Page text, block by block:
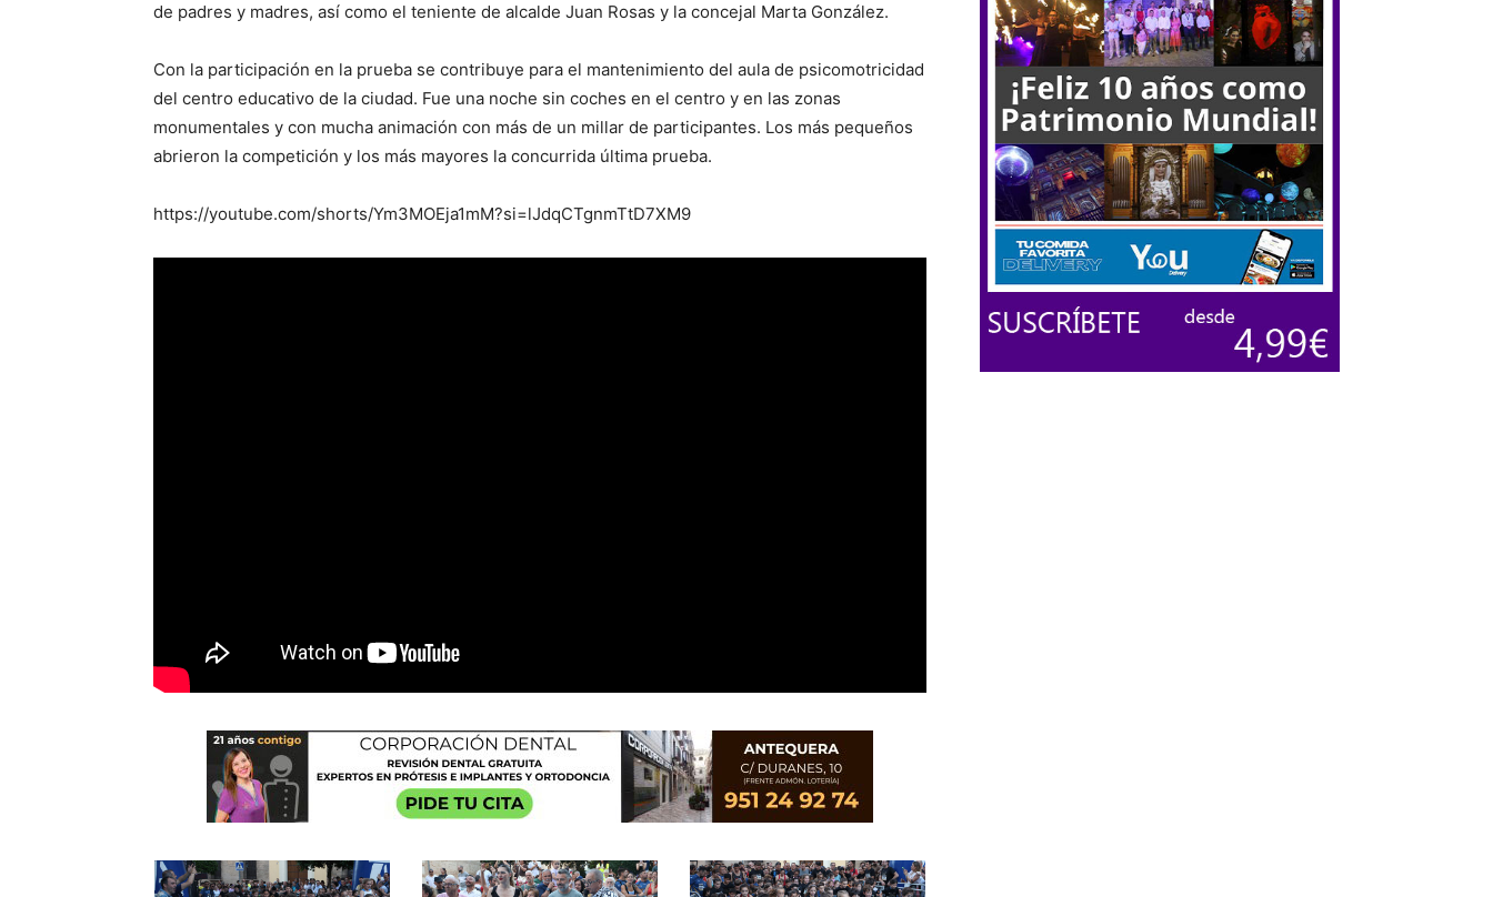
de padres y madres, así como el teniente de alcalde Juan Rosas y la concejal Marta González.
Con la participación en la prueba se contribuye para el mantenimiento del aula de psicomotricidad
del centro educativo de la ciudad. Fue una noche sin coches en el centro y en las zonas
monumentales y con mucha animación con más de un millar de participantes. Los más pequeños
abrieron la competición y los más mayores la concurrida última prueba.
https://youtube.com/shorts/Ym3MOEja1mM?si=lJdqCTgnmTtD7XM9